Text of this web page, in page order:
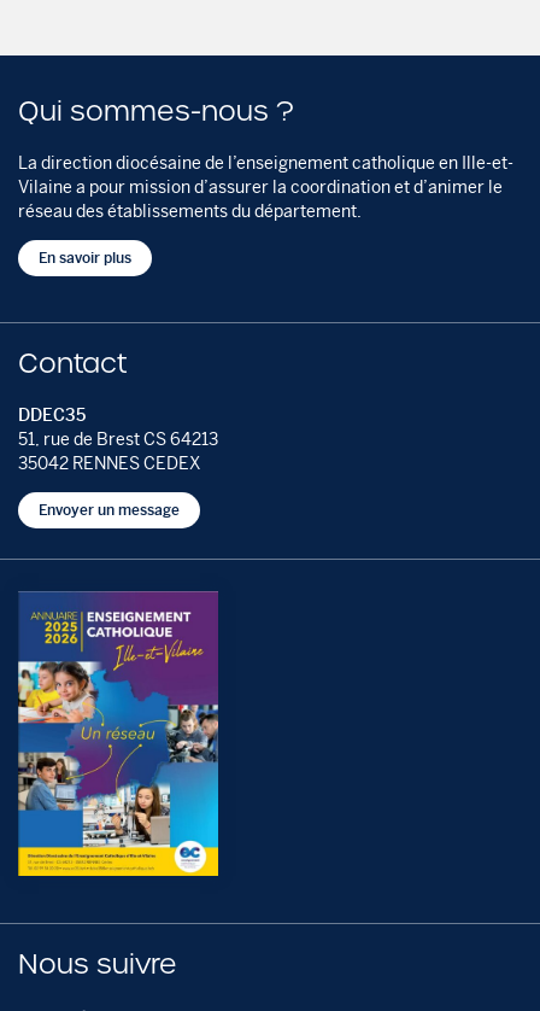
Qui sommes-nous ?
La direction diocésaine de l’enseignement catholique en Ille-et-
Vilaine a pour mission d’assurer la coordination et d’animer le
réseau des établissements du département.
En savoir plus
Contact
DDEC35
51, rue de Brest CS 64213
35042 RENNES CEDEX
Envoyer un message
Nous suivre